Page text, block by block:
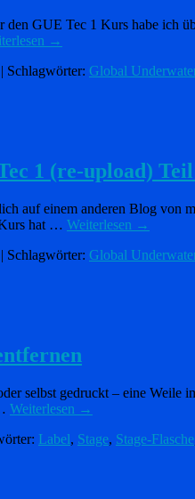
den GUE Tec 1 Kurs habe ich
→
| Schlagwörter: Global
1 (re-upload) Teil
auf einem anderen Blog von
hat … Weiterlesen →
| Schlagwörter: Global
selbst gedruckt – eine Weile
Weiterlesen →
Label, Stage, Stage-Flasche